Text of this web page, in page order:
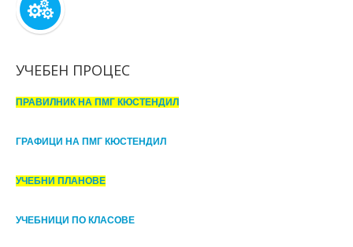
УЧЕБЕН ПРОЦЕС
ПРАВИЛНИК НА ПМГ КЮСТЕНДИЛ
ГРАФИЦИ НА ПМГ КЮСТЕНДИЛ
УЧЕБНИ ПЛАНОВЕ
УЧЕБНИЦИ ПО КЛАСОВЕ